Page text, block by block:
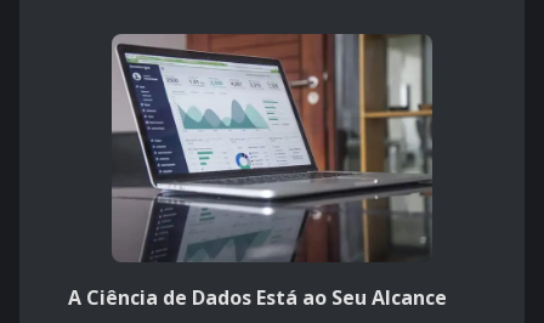
A Ciência de Dados Está ao Seu Alcance